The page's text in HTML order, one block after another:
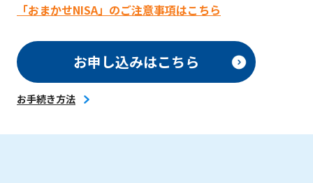
「おまかせNISA」のご注意事項はこちら
お申し込みはこちら
お手続き方法